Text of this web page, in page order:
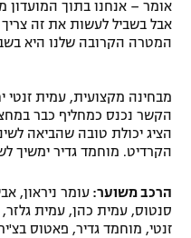
אומר – אנחנו בתוך
אבל בשביל לעשות את זה
המטרה הקרובה שלנו היא
מבחינה מקצועית, עמית זנטי
הקשר נכנס כמחליף כבר
הציג יכולת טובה שהביאה
הקרדיט. מוחמד גדיר ימשיך
הרכב משוער: עומר ניראון,
סנטוס, עמית כהן, עמית גלזר,
זנטי, מוחמד גדיר, פאטוס